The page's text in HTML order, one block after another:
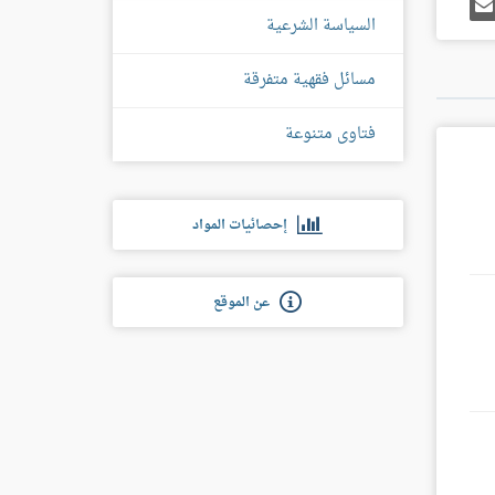
إيميل
السياسة الشرعية
مسائل فقهية متفرقة
فتاوى متنوعة
إحصائيات المواد
عن الموقع